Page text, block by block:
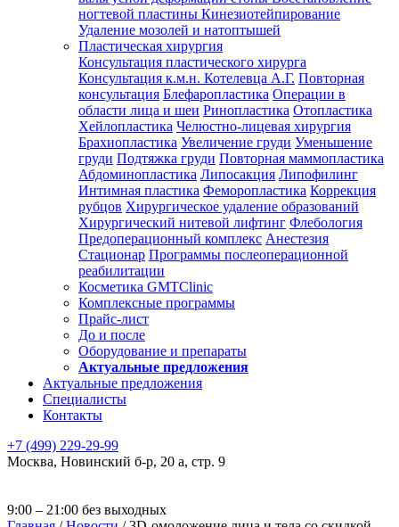
ногтевой пластины Кинезиотейпирование
Удаление мозолей и натоптышей
Пластическая хирургия
Консультация пластического хирурга
Консультация к.м.н. Котелевца А.Г. Повторная
консультация Блефаропластика Операции в
области лица и шеи Ринопластика Отопластика
Хейлопластика Челюстно-лицевая хирургия
Брахиопластика Увеличение груди Уменьшение
груди Подтяжка груди Повторная маммопластика
Абдоминопластика Липосакция Липофилинг
Интимная пластика Феморопластика Коррекция
рубцов Хирургическое удаление образований
Хирургический нитевой лифтинг Флебология
Предоперационный комплекс Анестезия
Стационар Программы послеоперационной
реабилитации
Косметика GMTClinic
Комплексные программы
Прайс-лист
До и после
Оборудование и препараты
Актуальные предложения
Актуальные предложения
Специалисты
Контакты
+7 (499) 229-29-99
Москва, Новинский б-р, 20 а, стр. 9
9:00 – 21:00 без выходных